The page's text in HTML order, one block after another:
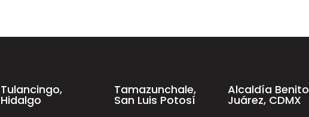
Tulancingo,
Hidalgo
Tamazunchale,
San Luis Potosí
Alcaldía Benito
Juárez, CDMX